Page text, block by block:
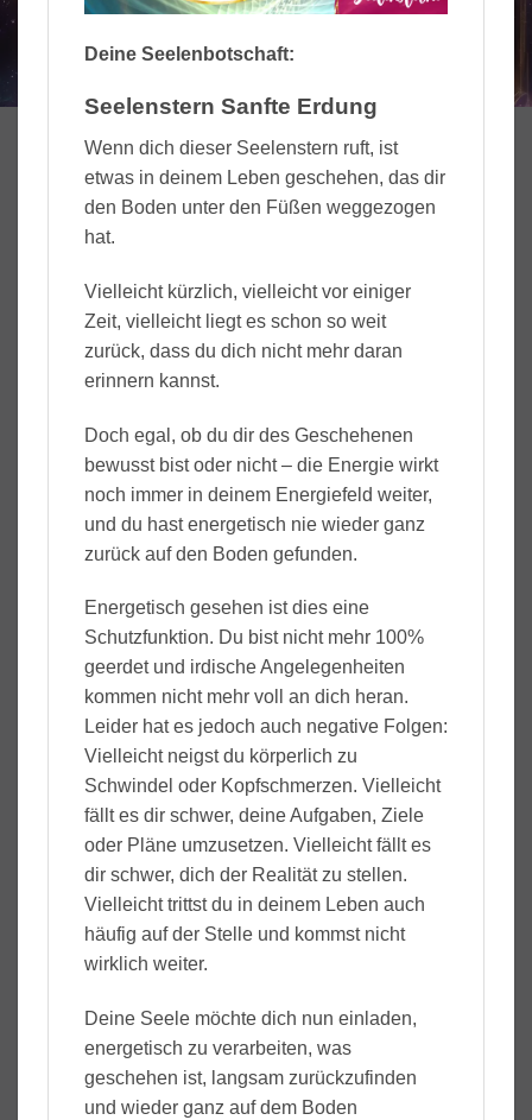
Deine Seelenbotschaft:
Seelenstern Sanfte Erdung
Wenn dich dieser Seelenstern ruft, ist
etwas in deinem Leben geschehen, das dir
den Boden unter den Füßen weggezogen
hat.
Vielleicht kürzlich, vielleicht vor einiger
Zeit, vielleicht liegt es schon so weit
zurück, dass du dich nicht mehr daran
erinnern kannst.
Doch egal, ob du dir des Geschehenen
bewusst bist oder nicht – die Energie wirkt
noch immer in deinem Energiefeld weiter,
und du hast energetisch nie wieder ganz
zurück auf den Boden gefunden.
Energetisch gesehen ist dies eine
Schutzfunktion. Du bist nicht mehr 100%
geerdet und irdische Angelegenheiten
kommen nicht mehr voll an dich heran.
Leider hat es jedoch auch negative Folgen:
Vielleicht neigst du körperlich zu
Schwindel oder Kopfschmerzen. Vielleicht
fällt es dir schwer, deine Aufgaben, Ziele
oder Pläne umzusetzen. Vielleicht fällt es
dir schwer, dich der Realität zu stellen.
Vielleicht trittst du in deinem Leben auch
häufig auf der Stelle und kommst nicht
wirklich weiter.
Deine Seele möchte dich nun einladen,
energetisch zu verarbeiten, was
geschehen ist, langsam zurückzufinden
und wieder ganz auf dem Boden